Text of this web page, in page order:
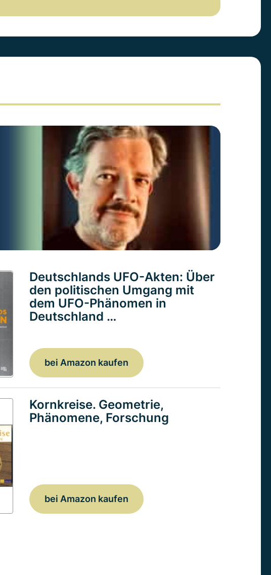
Deutschlands UFO-Akten: Über
den politischen Umgang mit
dem UFO-Phänomen in
Deutschland …
bei Amazon kaufen
Kornkreise. Geometrie,
Phänomene, Forschung
bei Amazon kaufen